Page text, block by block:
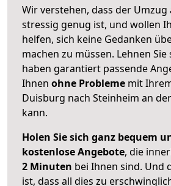
Wir verstehen, dass der Umzug
stressig genug ist, und wollen
helfen, sich keine Gedanken
machen zu müssen. Lehnen
haben garantiert passende
Ihnen ohne Probleme mit
Duisburg nach Steinheim an
kann.
Holen Sie sich ganz bequem
kostenlose Angebote, die
2 Minuten bei Ihnen sind. Und
ist, dass all dies zu